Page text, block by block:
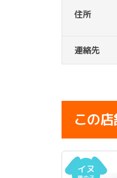
住所
連絡先
この